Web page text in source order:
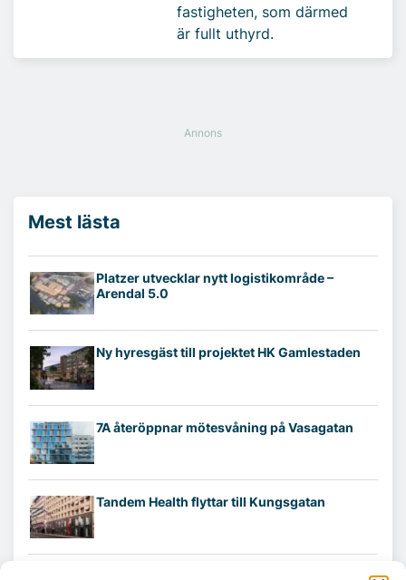
fastigheten, som därmed
är fullt uthyrd.
Mest lästa
Platzer utvecklar nytt logistikområde –
Arendal 5.0
Ny hyresgäst till projektet HK Gamlestaden
7A återöppnar mötesvåning på Vasagatan
Tandem Health flyttar till Kungsgatan